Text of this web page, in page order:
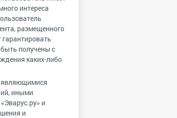
интереса
размещенного
получены с
каких-либо
являющимися
иными
и
и